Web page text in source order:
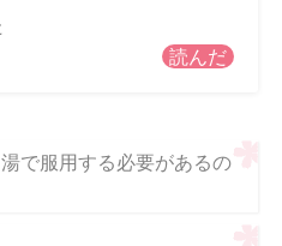
読んだ
で服用する必要があるの